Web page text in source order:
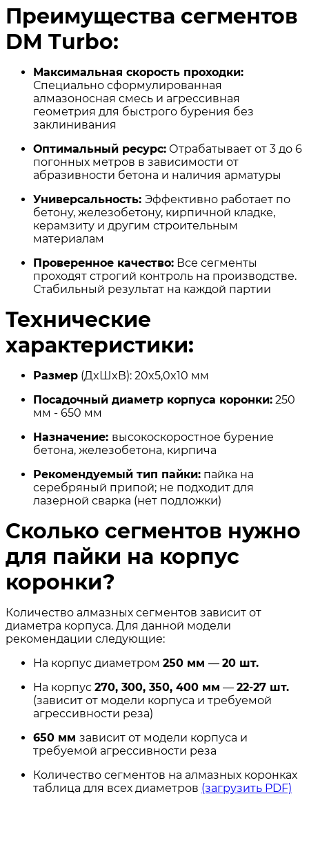
Преимущества сегментов
DM Turbo:
Максимальная скорость проходки:
Специально сформулированная
алмазоносная смесь и агрессивная
геометрия для быстрого бурения без
заклинивания
Оптимальный ресурс: Отрабатывает от 3 до 6
погонных метров в зависимости от
абразивности бетона и наличия арматуры
Универсальность: Эффективно работает по
бетону, железобетону, кирпичной кладке,
керамзиту и другим строительным
материалам
Проверенное качество: Все сегменты
проходят строгий контроль на производстве.
Стабильный результат на каждой партии
Технические
характеристики:
Размер (ДxШxВ): 20x5,0x10 мм
Посaдочный диаметр корпуса коронки: 250
мм - 650 мм
Назначение: высокоскоростное бурение
бетона, железобетона, кирпича
Рекомендуемый тип пайки: пайка на
серебряный припой; не подходит для
лазерной сварка (нет подложки)
Сколько сегментов нужно
для пайки на корпус
коронки?
Количество алмазных сегментов зависит от
диаметра корпуса. Для данной модели
рекомендации следующие:
На корпус диаметром 250 мм — 20 шт.
На корпус 270, 300, 350, 400 мм — 22-27 шт.
(зависит от модели корпуса и требуемой
агрессивности реза)
650 мм зависит от модели корпуса и
требуемой агрессивности реза
Количество сегментов на алмазных коронках
таблица для всех диаметров (загрузить PDF)